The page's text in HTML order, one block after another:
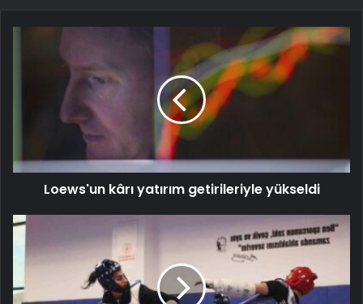
Loews'un kârı yatırım getirileriyle yükseldi